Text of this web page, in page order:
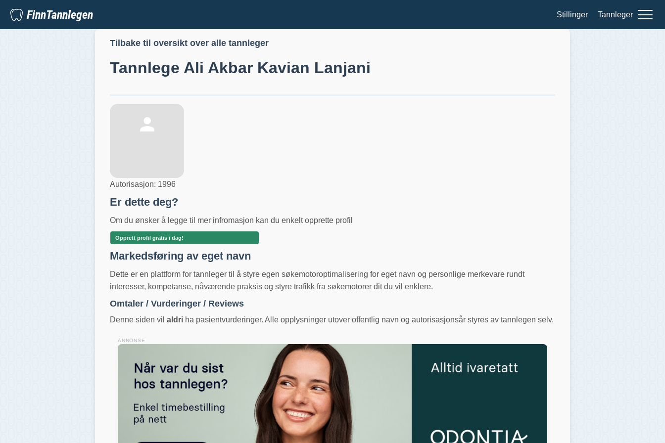
FinnTannlegen Stillinger Tannleger
Tilbake til oversikt over alle tannleger
Tannlege Ali Akbar Kavian Lanjani
Autorisasjon: 1996
Er dette deg?
Om du ønsker å legge til mer infromasjon kan du enkelt opprette profil
Opprett profil gratis i dag!
Markedsføring av eget navn
Dette er en plattform for tannleger til å styre egen søkemotoroptimalisering for eget navn og personlige merkevare rundt
interesser, kompetanse, nåværende praksis og styre trafikk fra søkemotorer dit du vil enklere.
Omtaler / Vurderinger / Reviews
Denne siden vil aldri ha pasientvurderinger. Alle opplysninger utover offentlig navn og autorisasjonsår styres av tannlegen selv.
ANNONSE